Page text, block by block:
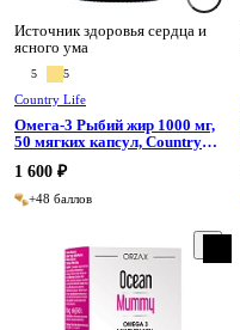
Фолиевая кислота
Фосфолипиды омега-3
комплекса
Цинк
Эйкозапентаеновая кислота
(ЭПК)
Источник здоровья сердца и
ясного ума
5 5
Country Life
Омега-3 Рыбий жир 1000 мг,
50 мягких капсул, Country
1 600 ₽
+48 баллов